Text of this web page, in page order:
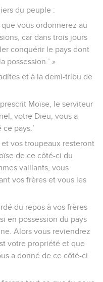
du peuple :
vous ordonnerez au
car dans trois jours
conquérir le pays dont
possession.’ »
et à la demi-tribu de
Moïse, le serviteur
votre Dieu, vous a
pays.’
vos troupeaux resteront
de ce côté-ci du
vaillants, vous
vos frères et vous les
du repos à vos frères
en possession du pays
Alors vous reviendrez
votre propriété et que
a donné de ce côté-ci